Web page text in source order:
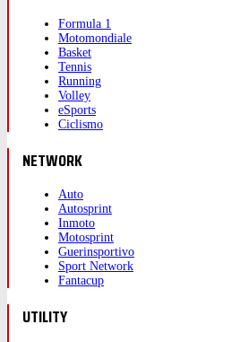
Formula 1
Motomondiale
Basket
Tennis
Running
Volley
eSports
Ciclismo
NETWORK
Auto
Autosprint
Inmoto
Motosprint
Guerinsportivo
Sport Network
Fantacup
UTILITY